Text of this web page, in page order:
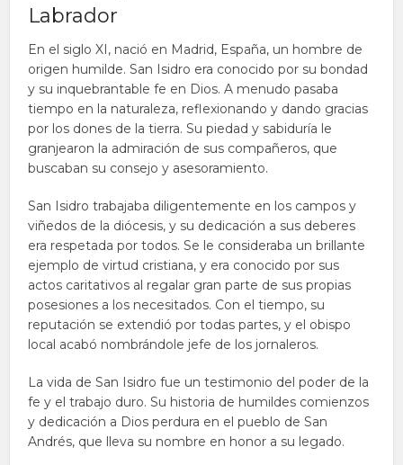
Labrador
En el siglo XI, nació en Madrid, España, un hombre de
origen humilde. San Isidro era conocido por su bondad
y su inquebrantable fe en Dios. A menudo pasaba
tiempo en la naturaleza, reflexionando y dando gracias
por los dones de la tierra. Su piedad y sabiduría le
granjearon la admiración de sus compañeros, que
buscaban su consejo y asesoramiento.
San Isidro trabajaba diligentemente en los campos y
viñedos de la diócesis, y su dedicación a sus deberes
era respetada por todos. Se le consideraba un brillante
ejemplo de virtud cristiana, y era conocido por sus
actos caritativos al regalar gran parte de sus propias
posesiones a los necesitados. Con el tiempo, su
reputación se extendió por todas partes, y el obispo
local acabó nombrándole jefe de los jornaleros.
La vida de San Isidro fue un testimonio del poder de la
fe y el trabajo duro. Su historia de humildes comienzos
y dedicación a Dios perdura en el pueblo de San
Andrés, que lleva su nombre en honor a su legado.